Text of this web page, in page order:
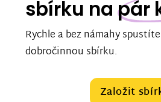
sbírku na pár
Rychle a bez námahy
dobročinnou sbírku.
Založit